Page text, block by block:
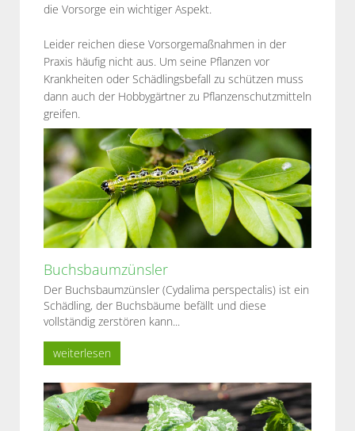
die Vorsorge ein wichtiger Aspekt.
Leider reichen diese Vorsorgemaßnahmen in der
Praxis häufig nicht aus. Um seine Pflanzen vor
Krankheiten oder Schädlingsbefall zu schützen muss
dann auch der Hobbygärtner zu Pflanzenschutzmitteln
greifen.
Buchsbaumzünsler
Der Buchsbaumzünsler (Cydalima perspectalis) ist ein
Schädling, der Buchsbäume befällt und diese
vollständig zerstören kann...
weiterlesen